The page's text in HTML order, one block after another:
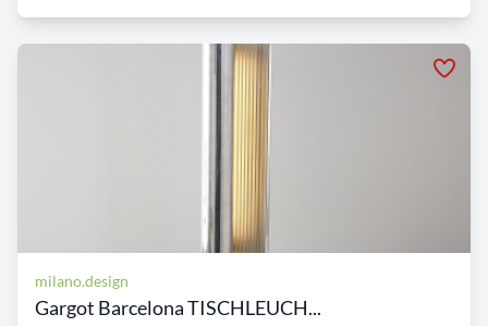
milano.design
Gargot Barcelona TISCHLEUCH...